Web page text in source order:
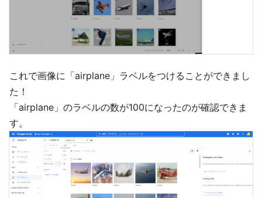
これで画像に「airplane」ラベルをつけることができまし
た！
「airplane」のラベルの数が100になったのが確認できま
す。